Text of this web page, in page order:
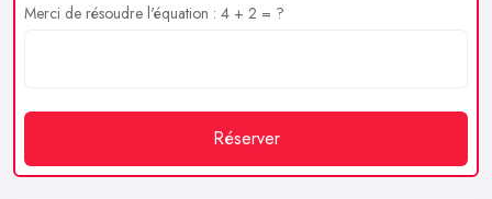
Merci de résoudre l'équation : 4 + 2 = ?
Réserver